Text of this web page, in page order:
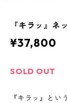
『キラッ』ネ
¥37,800
SOLD OUT
『キラッ』とい